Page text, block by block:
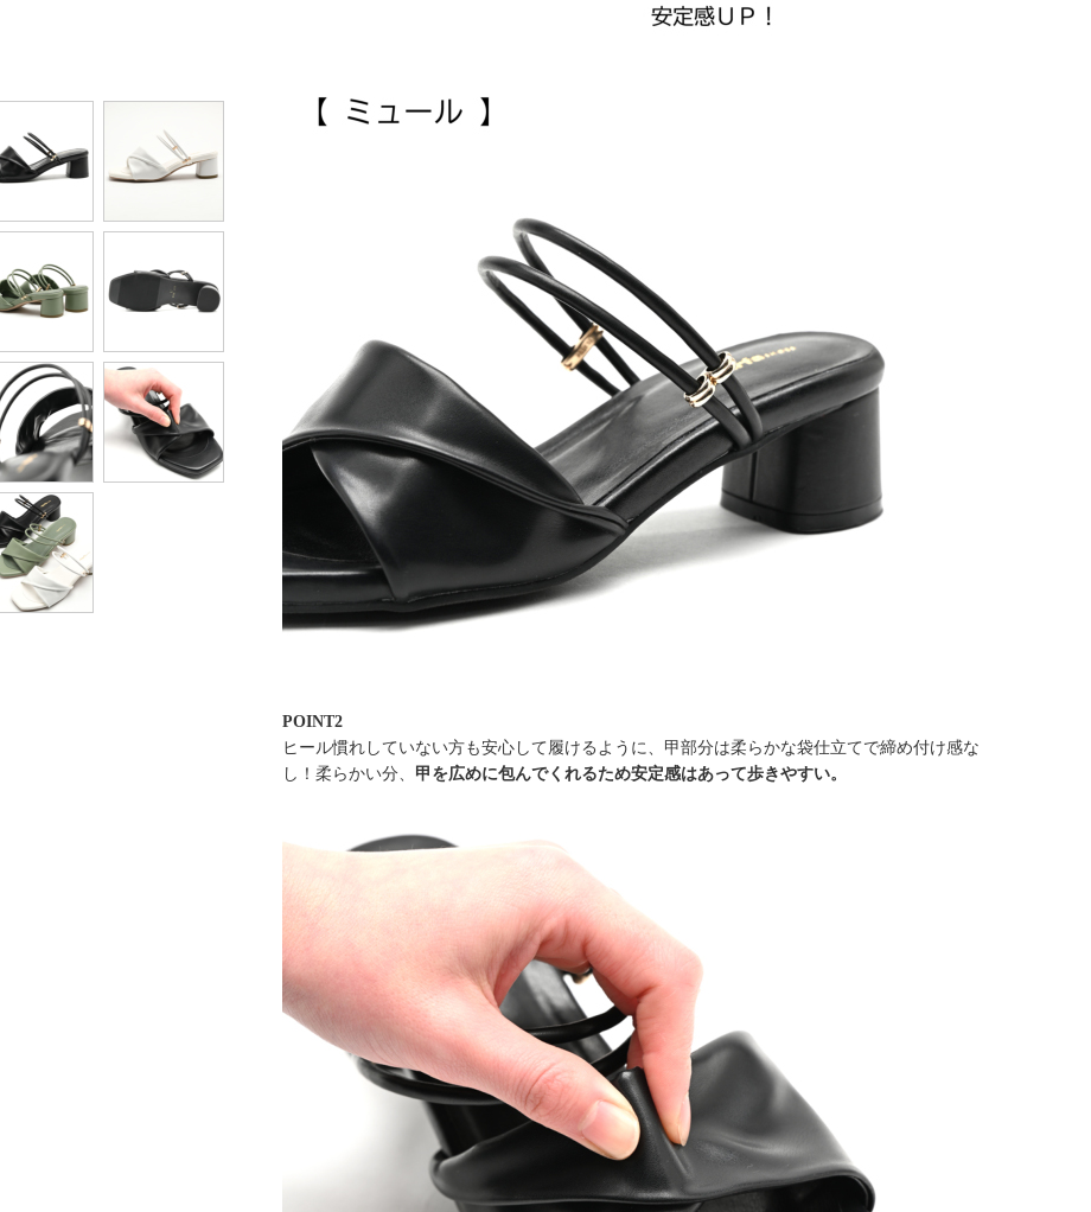
POINT2
ヒール慣れしていない方も安心して履けるように、甲部分は柔らかな袋仕立てで締め付け感な
し！柔らかい分、 甲を広めに包んでくれるため安定感はあって歩きやすい。